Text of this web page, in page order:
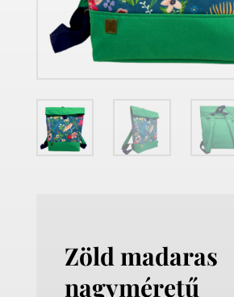
Zöld madaras
nagyméretű